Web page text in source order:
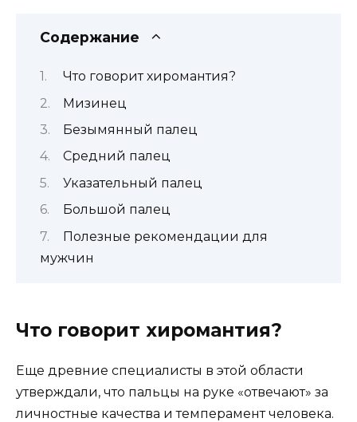
Содержание
Что говорит хиромантия?
Мизинец
Безымянный палец
Средний палец
Указательный палец
Большой палец
Полезные рекомендации для
мужчин
Что говорит хиромантия?
Еще древние специалисты в этой области
утверждали, что пальцы на руке «отвечают» за
личностные качества и темперамент человека.